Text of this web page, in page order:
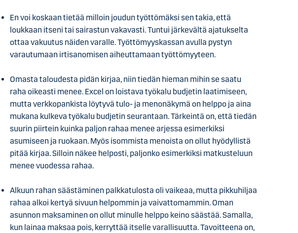
En voi koskaan tietää milloin joudun työttömäksi sen takia, että
loukkaan itseni tai sairastun vakavasti. Tuntui järkevältä ajatukselta
ottaa vakuutus näiden varalle. Työttömyyskassan avulla pystyn
varautumaan irtisanomisen aiheuttamaan työttömyyteen.
Omasta taloudesta pidän kirjaa, niin tiedän hieman mihin se saatu
raha oikeasti menee. Excel on loistava työkalu budjetin laatimiseen,
mutta verkkopankista löytyvä tulo- ja menonäkymä on helppo ja aina
mukana kulkeva työkalu budjetin seurantaan. Tärkeintä on, että tiedän
suurin piirtein kuinka paljon rahaa menee arjessa esimerkiksi
asumiseen ja ruokaan. Myös isommista menoista on ollut hyödyllistä
pitää kirjaa. Silloin näkee helposti, paljonko esimerkiksi matkusteluun
menee vuodessa rahaa.
Alkuun rahan säästäminen palkkatulosta oli vaikeaa, mutta pikkuhiljaa
rahaa alkoi kertyä sivuun helpommin ja vaivattomammin. Oman
asunnon maksaminen on ollut minulle helppo keino säästää. Samalla,
kun lainaa maksaa pois, kerryttää itselle varallisuutta. Tavoitteena on,